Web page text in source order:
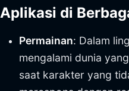
Aplikasi di
Permainan: Dalam
mengalami dunia
saat karakter yang